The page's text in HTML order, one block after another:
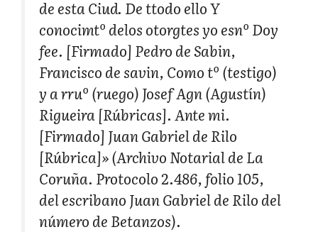
de esta Ciud. De ttodo ello Y
conocimtº delos otorgtes yo esnº Doy
fee. [Firmado] Pedro de Sabin,
Francisco de savin, Como tº (testigo)
y a rruº (ruego) Josef Agn (Agustín)
Rigueira [Rúbricas]. Ante mi.
[Firmado] Juan Gabriel de Rilo
[Rúbrica]» (Archivo Notarial de La
Coruña. Protocolo 2.486, folio 105,
del escribano Juan Gabriel de Rilo del
número de Betanzos).